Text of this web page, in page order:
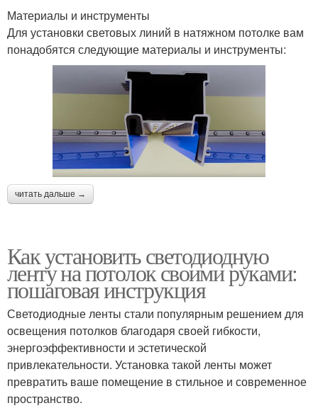
Материалы и инструменты
Для установки световых линий в натяжном потолке вам
понадобятся следующие материалы и инструменты:
читать дальше →
Как установить светодиодную
ленту на потолок своими руками:
пошаговая инструкция
Светодиодные ленты стали популярным решением для
освещения потолков благодаря своей гибкости,
энергоэффективности и эстетической
привлекательности. Установка такой ленты может
превратить ваше помещение в стильное и современное
пространство.